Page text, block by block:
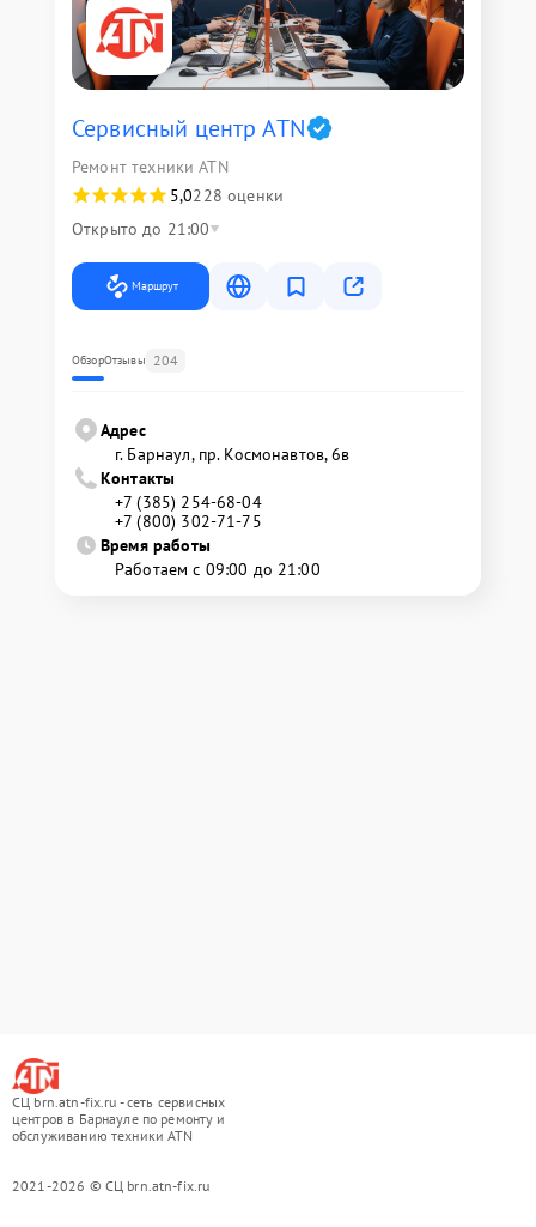
Сервисный центр ATN
Ремонт техники ATN
5,0228 оценки
Открыто до 21:00
Маршрут
ОбзорОтзывы 204
Адрес
г. Барнаул, ​пр. Космонавтов, 6в
Контакты
+7 (385) 254-68-04
+7 (800) 302-71-75
Время работы
Работаем с 09:00 до 21:00
СЦ brn.atn-fix.ru - сеть сервисных
центров в Барнауле по ремонту и
обслуживанию техники ATN
2021-2026 © СЦ brn.atn-fix.ru